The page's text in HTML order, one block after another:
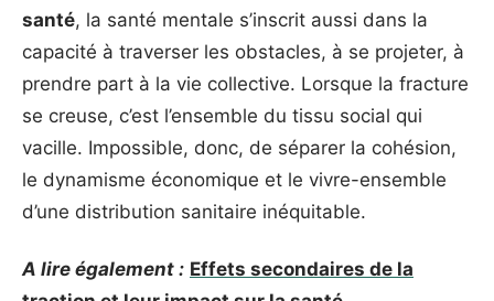
santé, la santé mentale s’inscrit aussi dans la
capacité à traverser les obstacles, à se projeter, à
prendre part à la vie collective. Lorsque la fracture
se creuse, c’est l’ensemble du tissu social qui
vacille. Impossible, donc, de séparer la cohésion,
le dynamisme économique et le vivre-ensemble
d’une distribution sanitaire inéquitable.
A lire également : Effets secondaires de la